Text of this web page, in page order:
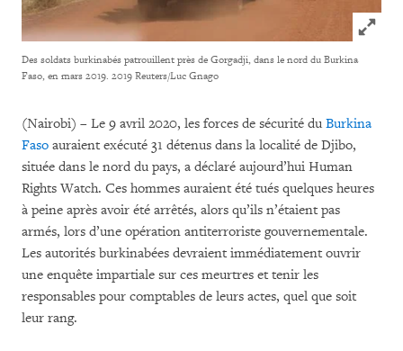
Click
Des soldats burkinabés patrouillent près de Gorgadji, dans le nord du Burkina
Faso, en mars 2019. 2019 Reuters/Luc Gnago
(Nairobi) – Le 9 avril 2020, les forces de sécurité du Burkina
Faso auraient exécuté 31 détenus dans la localité de Djibo,
située dans le nord du pays, a déclaré aujourd’hui Human
Rights Watch. Ces hommes auraient été tués quelques heures
à peine après avoir été arrêtés, alors qu’ils n’étaient pas
armés, lors d’une opération antiterroriste gouvernementale.
Les autorités burkinabées devraient immédiatement ouvrir
une enquête impartiale sur ces meurtres et tenir les
responsables pour comptables de leurs actes, quel que soit
leur rang.